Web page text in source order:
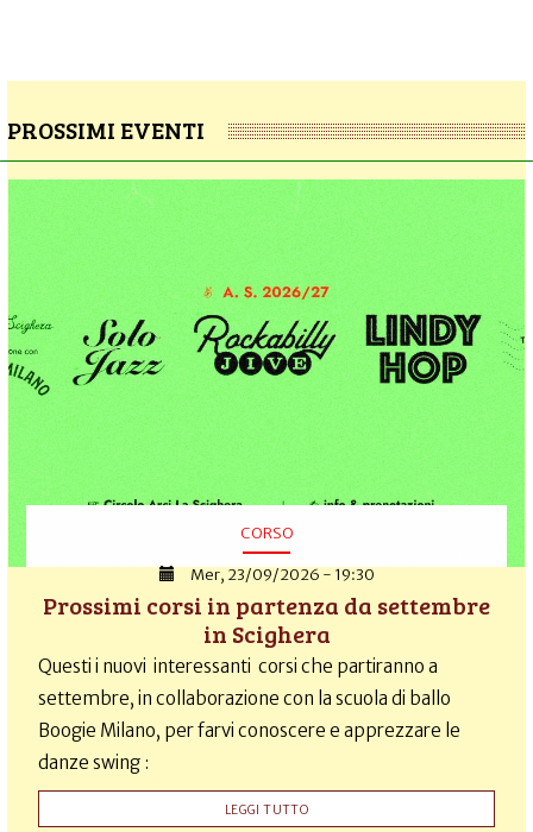
PROSSIMI EVENTI
CORSO
Mer, 23/09/2026 - 19:30
Prossimi corsi in partenza da settembre
in Scighera
Questi i nuovi interessanti corsi che partiranno a
settembre, in collaborazione con la scuola di ballo
Boogie Milano, per farvi conoscere e apprezzare le
danze swing :
LEGGI TUTTO